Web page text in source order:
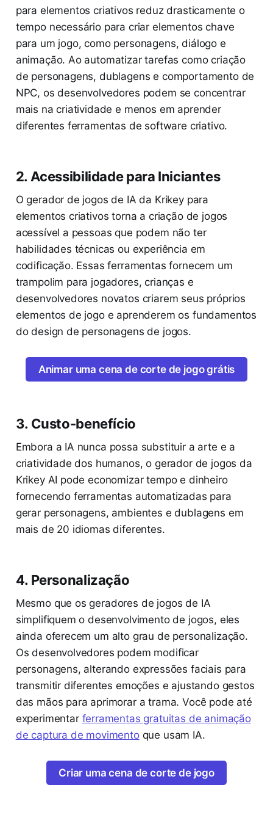
para elementos criativos reduz drasticamente o
tempo necessário para criar elementos chave
para um jogo, como personagens, diálogo e
animação. Ao automatizar tarefas como criação
de personagens, dublagens e comportamento de
NPC, os desenvolvedores podem se concentrar
mais na criatividade e menos em aprender
diferentes ferramentas de software criativo.
2. Acessibilidade para Iniciantes
O gerador de jogos de IA da Krikey para
elementos criativos torna a criação de jogos
acessível a pessoas que podem não ter
habilidades técnicas ou experiência em
codificação. Essas ferramentas fornecem um
trampolim para jogadores, crianças e
desenvolvedores novatos criarem seus próprios
elementos de jogo e aprenderem os fundamentos
do design de personagens de jogos.
Animar uma cena de corte de jogo grátis
3. Custo-benefício
Embora a IA nunca possa substituir a arte e a
criatividade dos humanos, o gerador de jogos da
Krikey AI pode economizar tempo e dinheiro
fornecendo ferramentas automatizadas para
gerar personagens, ambientes e dublagens em
mais de 20 idiomas diferentes.
4. Personalização
Mesmo que os geradores de jogos de IA
simplifiquem o desenvolvimento de jogos, eles
ainda oferecem um alto grau de personalização.
Os desenvolvedores podem modificar
personagens, alterando expressões faciais para
transmitir diferentes emoções e ajustando gestos
das mãos para aprimorar a trama. Você pode até
experimentar ferramentas gratuitas de animação
de captura de movimentoque usam IA.
Criar uma cena de corte de jogo